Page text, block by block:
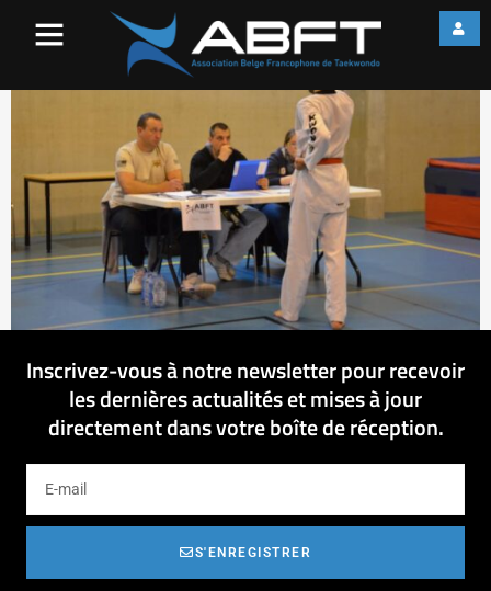
Inscrivez-vous à notre newsletter pour recevoir
les dernières actualités et mises à jour
directement dans votre boîte de réception.
S'ENREGISTRER